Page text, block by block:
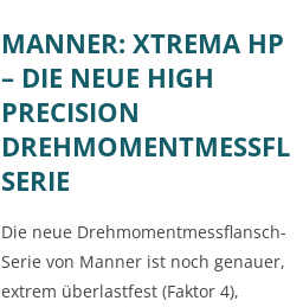
MANNER: XTREMA HP
– DIE NEUE HIGH
PRECISION
SERIE
Die neue Drehmomentmessflansch-
Serie von Manner ist noch genauer,
extrem überlastfest (Faktor 4),